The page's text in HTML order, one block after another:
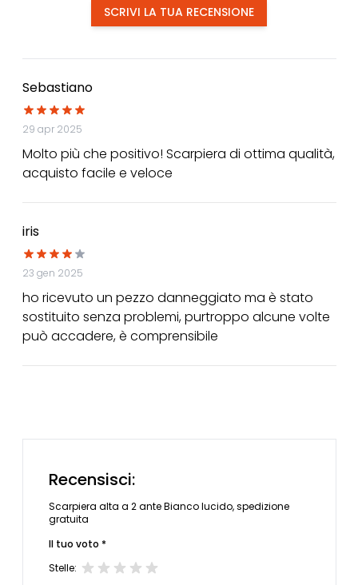
SCRIVI LA TUA RECENSIONE
Sebastiano
29 apr 2025
Molto più che positivo! Scarpiera di ottima qualità,
acquisto facile e veloce
iris
23 gen 2025
ho ricevuto un pezzo danneggiato ma è stato
sostituito senza problemi, purtroppo alcune volte
può accadere, è comprensibile
Recensisci:
Scarpiera alta a 2 ante Bianco lucido, spedizione
gratuita
Il tuo voto *
Stelle: